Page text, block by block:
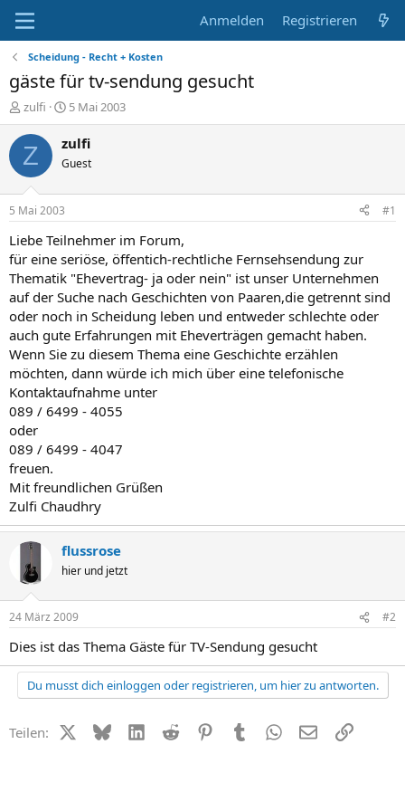
Anmelden Registrieren
Scheidung - Recht + Kosten
gäste für tv-sendung gesucht
E
r
s
t
l
e
r
zulfi
E
r
s
e
t
a
5 Mai 2003
Z zulfi
Guest
5 Mai 2003 #1
Liebe Teilnehmer im Forum,
für eine seriöse, öffentich-rechtliche Fernsehsendung zur
Thematik "Ehevertrag- ja oder nein" ist unser Unternehmen
auf der Suche nach Geschichten von Paaren,die getrennt sind
oder noch in Scheidung leben und entweder schlechte oder
auch gute Erfahrungen mit Eheverträgen gemacht haben.
Wenn Sie zu diesem Thema eine Geschichte erzählen
möchten, dann würde ich mich über eine telefonische
Kontaktaufnahme unter
089 / 6499 - 4055
oder
089 / 6499 - 4047
freuen.
Mit freundlichen Grüßen
Zulfi Chaudhry
flussrose
hier und jetzt
24 März 2009 #2
Dies ist das Thema Gäste für TV-Sendung gesucht
Du musst dich einloggen oder registrieren, um hier zu antworten.
Teilen: X (Twitter)
BlueskyLinkedIn
Reddit PinterestTumblr WhatsApp
E-MailLink